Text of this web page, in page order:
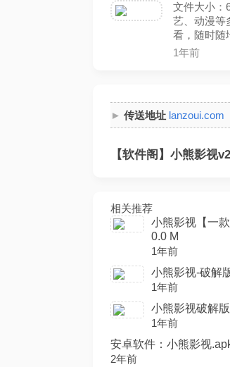
文件大小：
艺、动漫等
看，随时随
1年前
传送地址 lanzoui.com
【软件阁】小熊影视
相关推荐
小熊影视【一
0.0 M
1年前
小熊影视-破解
1年前
小熊影视破解
1年前
安卓软件：小熊影视
2年前